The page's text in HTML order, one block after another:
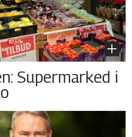
Supermarked i